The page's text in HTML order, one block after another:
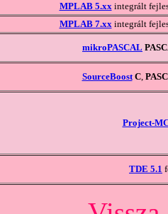
MPLAB 5.xxintegrált
MPLAB 7.xxintegrált
mikroPASCAL
SourceBoost C,
Project-
TDE 5.1